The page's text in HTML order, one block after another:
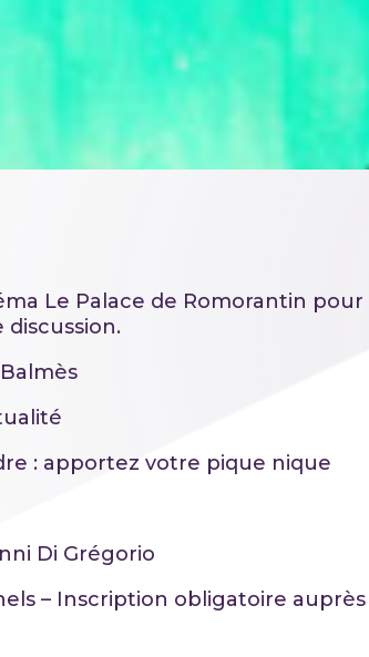
Le Palace de Romorantin pour
: apportez votre pique nique
Di Grégorio
– Inscription obligatoire auprès